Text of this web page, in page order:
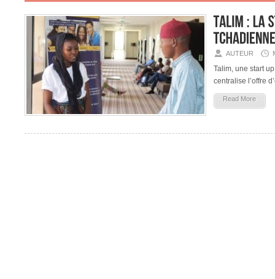
AUTEUR
Talim, une start
centralise l’offre
Read More